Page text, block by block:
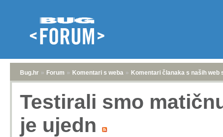
Bug.hr » Forum » Komentari s weba » Komentari članaka s naših web
Testirali smo
je ujedn